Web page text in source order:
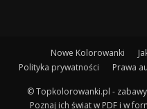
Nowe Kolorowanki
Polityka prywatności
Prawa
© Topkolorowanki.pl -
Poznaj ich świat w PDF i w